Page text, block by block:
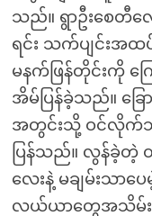
သည်။ ရွာဦးစေတီ
ရင်း သက်ပျင်းအ
မနက်ဖြန်တိုင်းကို က
အိမ်ပြန်ခဲ့သည်။ ခြ
အတွင်းသို့ ဝင်လိုက်သ
ပြန်သည်။ လွန်ခဲ့
လေးနဲ့ မချမ်းသာပ
လယ်ယာတွေအသိမ်းခံ